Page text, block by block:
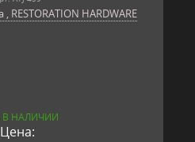
HARDWARE
В НАЛИЧИИ
Цена: